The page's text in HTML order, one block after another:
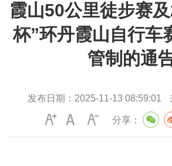
霞山50公里徒步赛
杯”环丹霞山自行车
管制的通
发布日期： 2025-11-13 08:59:01
分享：